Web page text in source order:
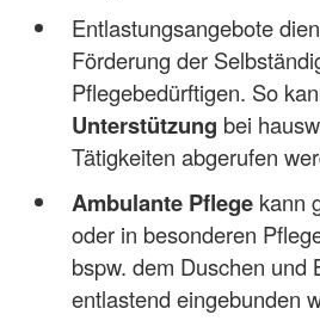
Entlastungsangebote
Förderung der
Pflegebedürftigen. So
Unterstützung bei
Tätigkeiten abgerufen
Ambulante Pflegekann
oder in besonderen
bspw. dem Duschen und
entlastend eingebunden